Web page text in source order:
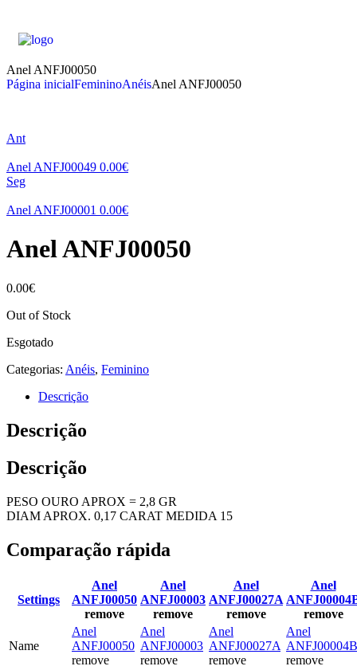
Anel ANFJ00050
Página inicialFemininoAnéisAnel ANFJ00050
Ant
Anel ANFJ00049 0.00€
Seg
Anel ANFJ00001 0.00€
Anel ANFJ00050
0.00€
Out of Stock
Esgotado
Categorias: Anéis, Feminino
Descrição
Descrição
Descrição
PESO OURO APROX = 2,8 GR
DIAM APROX. 0,17 CARAT MEDIDA 15
Comparação rápida
Settings
Anel
ANFJ00050
remove
Anel
ANFJ00003
remove
Anel
ANFJ00027A
remove
Anel
remove
Name
Anel
ANFJ00050
remove
Anel
ANFJ00003
remove
Anel
ANFJ00027A
remove
Anel
ANFJ00004B
remove